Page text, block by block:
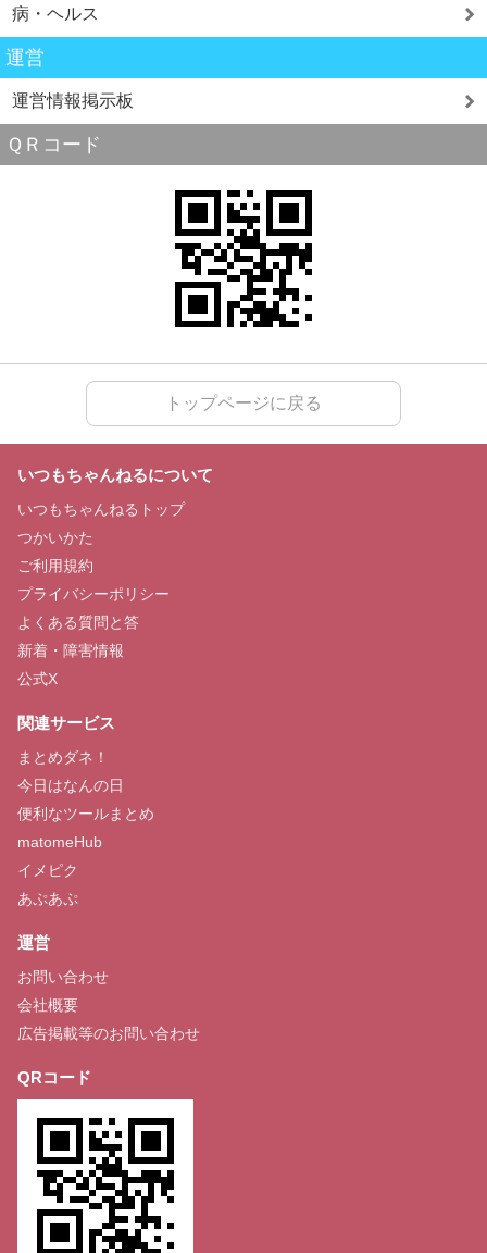
病・ヘルス
運営
運営情報掲示板
ＱＲコード
トップページに戻る
いつもちゃんねるについて
いつもちゃんねるトップ
つかいかた
ご利用規約
プライバシーポリシー
よくある質問と答
新着・障害情報
公式X
関連サービス
まとめダネ！
今日はなんの日
便利なツールまとめ
matomeHub
イメピク
あぷあぷ
運営
お問い合わせ
会社概要
広告掲載等のお問い合わせ
QRコード